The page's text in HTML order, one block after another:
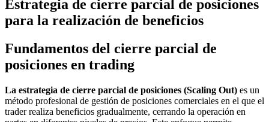
Estrategia de cierre parcial de posiciones
para la realización de beneficios
Fundamentos del cierre parcial de
posiciones en trading
La estrategia de cierre parcial de posiciones (Scaling Out) es un
método profesional de gestión de posiciones comerciales en el que el
trader realiza beneficios gradualmente, cerrando la operación en